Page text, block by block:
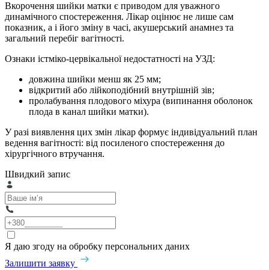
Вкорочення шийки матки є приводом для уважного
динамічного спостереження. Лікар оцінює не лише сам
показник, а і його зміну в часі, акушерський анамнез та
загальний перебіг вагітності.
Ознаки істміко-цервікальної недостатності на УЗД:
довжина шийки менш як 25 мм;
відкритий або лійкоподібний внутрішній зів;
пролабування плодового міхура (випинання оболонок
плода в канал шийки матки).
У разі виявлення цих змін лікар формує індивідуальний план
ведення вагітності: від посиленого спостереження до
хірургічного втручання.
Швидкий запис
Я даю згоду на обробку персональних даних
Залишити заявку